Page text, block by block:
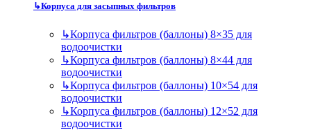
↳Корпуса для засыпных фильтров
↳Корпуса фильтров (баллоны) 8×35 для
водоочистки
↳Корпуса фильтров (баллоны) 8×44 для
водоочистки
↳Корпуса фильтров (баллоны) 10×54 для
водоочистки
↳Корпуса фильтров (баллоны) 12×52 для
водоочистки